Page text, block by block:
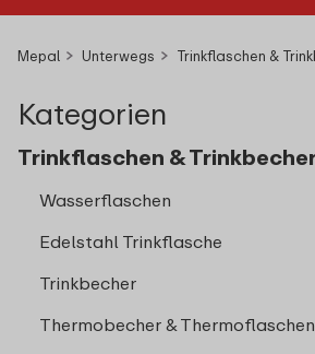
Mepal Unterwegs Trinkflaschen &
Kategorien
Trinkflaschen &
Wasserflaschen
Edelstahl Trinkflasche
Trinkbecher
Thermobecher & Thermoflaschen